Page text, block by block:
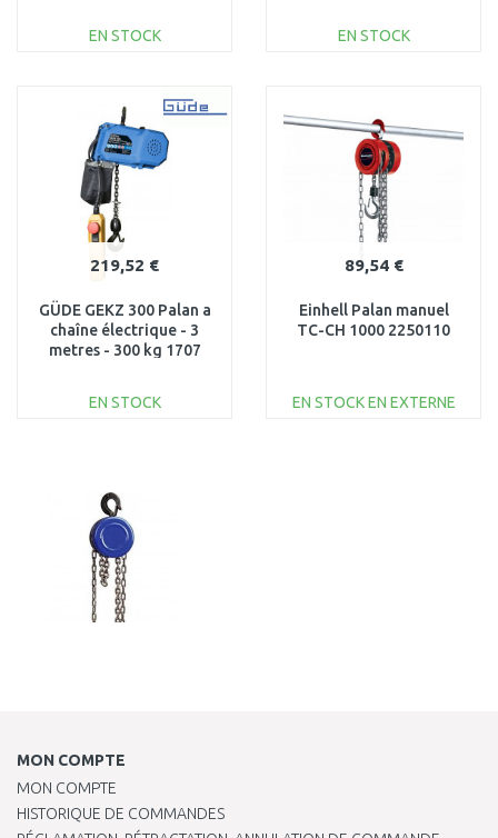
EN STOCK
Au comparatif
EN STOCK
Au comparatif
219,52 €
GÜDE GEKZ 300 Palan a
chaîne électrique - 3
metres - 300 kg 1707
EN STOCK
Au comparatif
89,54 €
Einhell Palan manuel
TC-CH 1000 2250110
EN STOCK EN EXTERNE
MON COMPTE
MON COMPTE
HISTORIQUE DE COMMANDES